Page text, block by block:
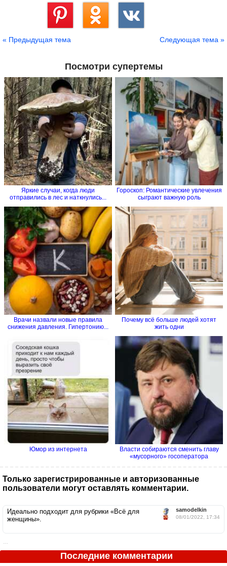
« Предыдущая тема Следующая тема »
Посмотри супертемы
Яркие случаи, когда люди
отправились в лес и наткнулись...
Гороскоп: Романтические увлечения
сыграют важную роль
Врачи назвали новые правила
снижения давления. Гипертонию...
Почему всё больше людей хотят
жить одни
Юмор из интернета
Власти собираются cменить главу
«мусорного» госоператора
Только зарегистрированные и авторизованные
пользователи могут оставлять комментарии.
samodelkin
08/01/2022, 17:34
Идеально подходит для рубрики «Всё для
женщины».
Последние комментарии